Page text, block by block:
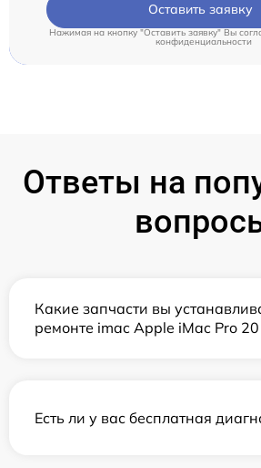
Оставить заявку
Нажимая на кнопку "Оставить заявку" Вы
конфиденциальности
Ответы на
Какие запчасти вы
ремонте imac Apple iMac Pro
Есть ли у вас бесплатная